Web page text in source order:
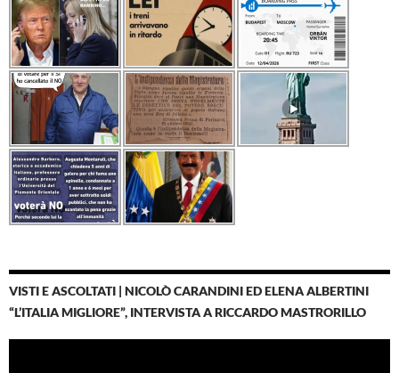
VISTI E ASCOLTATI | NICOLÒ CARANDINI ED ELENA ALBERTINI
“L’ITALIA MIGLIORE”, INTERVISTA A RICCARDO MASTRORILLO